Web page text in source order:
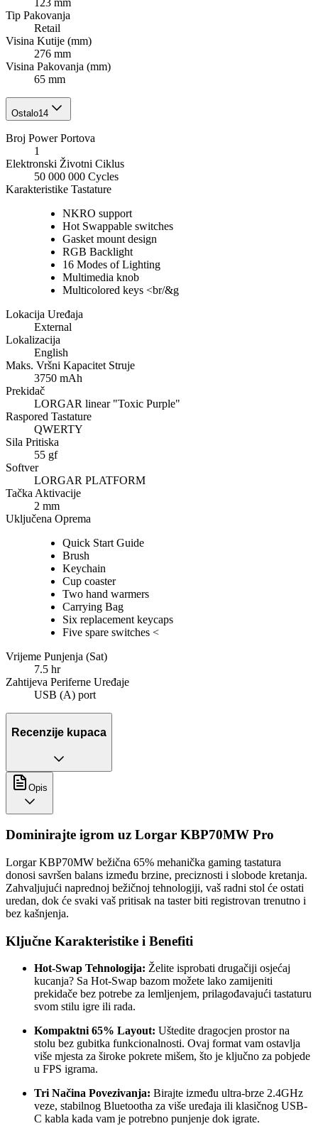
123 mm
Tip Pakovanja
Retail
Visina Kutije (mm)
276 mm
Visina Pakovanja (mm)
65 mm
Ostalo14
Broj Power Portova
1
Elektronski Životni Ciklus
50 000 000 Cycles
Karakteristike Tastature
NKRO support
Hot Swappable switches
Gasket mount design
RGB Backlight
16 Modes of Lighting
Multimedia knob
Multicolored keys <br/&g
Lokacija Uređaja
External
Lokalizacija
English
Maks. Vršni Kapacitet Struje
3750 mAh
Prekidač
LORGAR linear "Toxic Purple"
Raspored Tastature
QWERTY
Sila Pritiska
55 gf
Softver
LORGAR PLATFORM
Tačka Aktivacije
2 mm
Uključena Oprema
Quick Start Guide
Brush
Keychain
Cup coaster
Two hand warmers
Carrying Bag
Six replacement keycaps
Five spare switches <
Vrijeme Punjenja (Sat)
7.5 hr
Zahtijeva Periferne Uređaje
USB (A) port
Recenzije kupaca
Opis
Dominirajte igrom uz Lorgar KBP70MW Pro
Lorgar KBP70MW bežična 65% mehanička gaming tastatura
donosi savršen balans između brzine, preciznosti i slobode kretanja.
Zahvaljujući naprednoj bežičnoj tehnologiji, vaš radni stol će ostati
uredan, dok će svaki vaš pritisak na taster biti registrovan trenutno i
bez kašnjenja.
Ključne Karakteristike i Benefiti
Hot-Swap Tehnologija: Želite isprobati drugačiji osjećaj
kucanja? Sa Hot-Swap bazom možete lako zamijeniti
prekidače bez potrebe za lemljenjem, prilagođavajući tastaturu
svom stilu igre ili rada.
Kompaktni 65% Layout: Uštedite dragocjen prostor na
stolu bez gubitka funkcionalnosti. Ovaj format vam ostavlja
više mjesta za široke pokrete mišem, što je ključno za pobjede
u FPS igrama.
Tri Načina Povezivanja: Birajte između ultra-brze 2.4GHz
veze, stabilnog Bluetootha za više uređaja ili klasičnog USB-
C kabla kada vam je potrebno punjenje dok igrate.